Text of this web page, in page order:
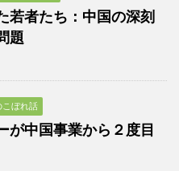
若者たち：中国の深刻
題
こぼれ話
が中国事業から２度目